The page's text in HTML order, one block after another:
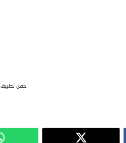
حمل تطبيق newspoots